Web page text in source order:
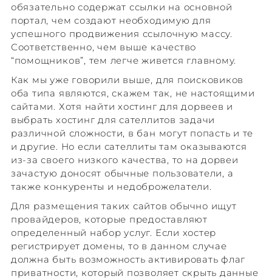
обязательно содержат ссылки на основной
портал, чем создают необходимую для
успешного продвижения ссылочную массу.
Соответственно, чем выше качество
“помощников”, тем легче живется главному.
Как мы уже говорили выше, для поисковиков
оба типа являются, скажем так, не настоящими
сайтами. Хотя найти хостинг для дорвеев и
выбрать хостинг для сателлитов задачи
различной сложности, в бан могут попасть и те
и другие. Но если сателлиты там оказываются
из-за своего низкого качества, то на дорвеи
зачастую доносят обычные пользователи, а
также конкуренты и недоброжелатели.
Для размещения таких сайтов обычно ищут
провайдеров, которые предоставляют
определенный набор услуг. Если хостер
регистрирует домены, то в данном случае
должна быть возможность активировать флаг
приватности, который позволяет скрыть данные